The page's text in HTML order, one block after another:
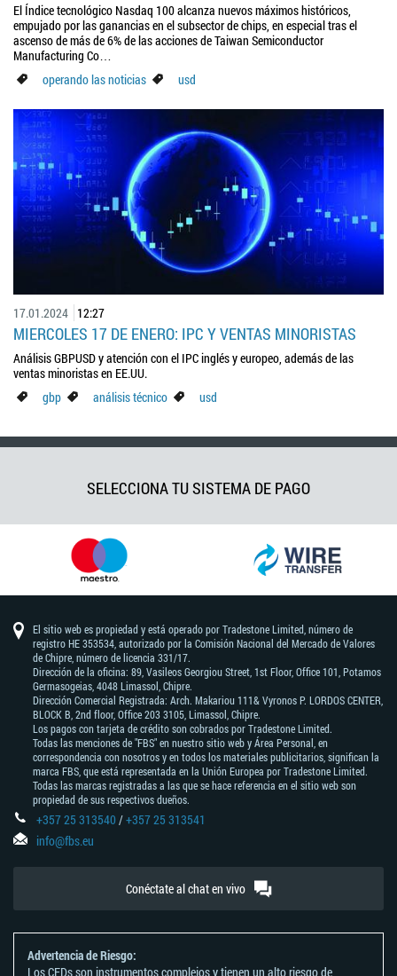
El Índice tecnológico Nasdaq 100 alcanza nuevos máximos históricos,
empujado por las ganancias en el subsector de chips, en especial tras el
ascenso de más de 6% de las acciones de Taiwan Semiconductor
Manufacturing Co…
operando las noticias
usd
17.01.2024 12:27
MIERCOLES 17 DE ENERO: IPC Y VENTAS MINORISTAS
Análisis GBPUSD y atención con el IPC inglés y europeo, además de las
ventas minoristas en EE.UU.
gbp
análisis técnico usd
SELECCIONA TU SISTEMA DE PAGO
El sitio web es propiedad y está operado por Tradestone Limited, número de
registro HE 353534, autorizado por la Comisión Nacional del Mercado de Valores
de Chipre, número de licencia 331/17.
Dirección de la oficina: 89, Vasileos Georgiou Street, 1st Floor, Office 101, Potamos
Germasogeias, 4048 Limassol, Chipre.
Dirección Comercial Registrada: Arch. Makariou 111& Vyronos Р. LORDOS CENTER,
BLOCK В, 2nd floor, Office 203 3105, Limassol, Chipre.
Los pagos con tarjeta de crédito son cobrados por Tradestone Limited.
Todas las menciones de "FBS" en nuestro sitio web y Área Personal, en
correspondencia con nosotros y en todos los materiales publicitarios, significan la
marca FBS, que está representada en la Unión Europea por Tradestone Limited.
Todas las marcas registradas a las que se hace referencia en el sitio web son
propiedad de sus respectivos dueños.
+357 25 313540/+357 25 313541
info@fbs.eu
Conéctate al chat en vivo
Advertencia de Riesgo:
Los CFDs son instrumentos complejos y tienen un alto riesgo de